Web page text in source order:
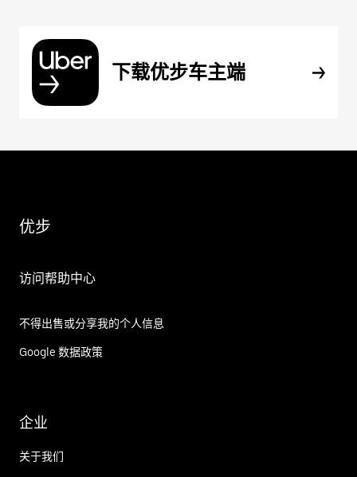
下载优步车主端
优步
访问帮助中心
不得出售或分享我的个人信息
Google 数据政策
企业
关于我们